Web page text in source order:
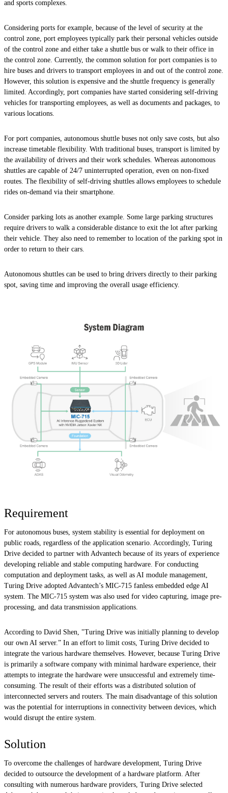
and sports complexes.
Considering ports for example, because of the level of security at the
control zone, port employees typically park their personal vehicles outside
of the control zone and either take a shuttle bus or walk to their office in
the control zone. Currently, the common solution for port companies is to
hire buses and drivers to transport employees in and out of the control zone.
However, this solution is expensive and the shuttle frequency is generally
limited. Accordingly, port companies have started considering self-driving
vehicles for transporting employees, as well as documents and packages, to
various locations.
For port companies, autonomous shuttle buses not only save costs, but also
increase timetable flexibility. With traditional buses, transport is limited by
the availability of drivers and their work schedules. Whereas autonomous
shuttles are capable of 24/7 uninterrupted operation, even on non-fixed
routes. The flexibility of self-driving shuttles allows employees to schedule
rides on-demand via their smartphone.
Consider parking lots as another example. Some large parking structures
require drivers to walk a considerable distance to exit the lot after parking
their vehicle. They also need to remember to location of the parking spot in
order to return to their cars.
Autonomous shuttles can be used to bring drivers directly to their parking
spot, saving time and improving the overall usage efficiency.
Requirement
For autonomous buses, system stability is essential for deployment on
public roads, regardless of the application scenario. Accordingly, Turing
Drive decided to partner with Advantech because of its years of experience
developing reliable and stable computing hardware. For conducting
computation and deployment tasks, as well as AI module management,
Turing Drive adopted Advantech’s MIC-715 fanless embedded edge AI
system. The MIC-715 system was also used for video capturing, image pre-
processing, and data transmission applications.
According to David Shen, "Turing Drive was initially planning to develop
our own AI server.” In an effort to limit costs, Turing Drive decided to
integrate the various hardware themselves. However, because Turing Drive
is primarily a software company with minimal hardware experience, their
attempts to integrate the hardware were unsuccessful and extremely time-
consuming. The result of their efforts was a distributed solution of
interconnected servers and routers. The main disadvantage of this solution
was the potential for interruptions in connectivity between devices, which
would disrupt the entire system.
Solution
To overcome the challenges of hardware development, Turing Drive
decided to outsource the development of a hardware platform. After
consulting with numerous hardware providers, Turing Drive selected